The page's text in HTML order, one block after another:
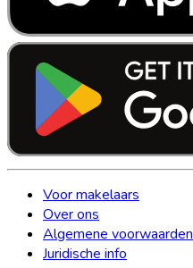
Voor makelaars
Over ons
Algemene voorwaarden
Juridische info